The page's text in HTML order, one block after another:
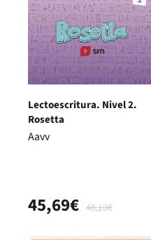
Lectoescritura. Nivel 2.
Rosetta
Aavv
48,10€
45,69€